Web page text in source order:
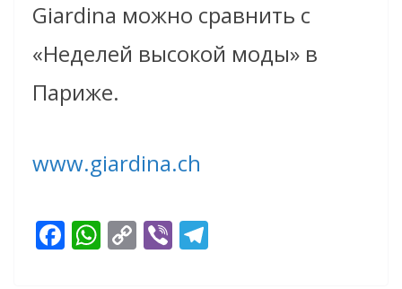
Giardina можно сравнить с
«Неделей высокой моды» в
Париже.
www.giardina.ch
F W C Vi